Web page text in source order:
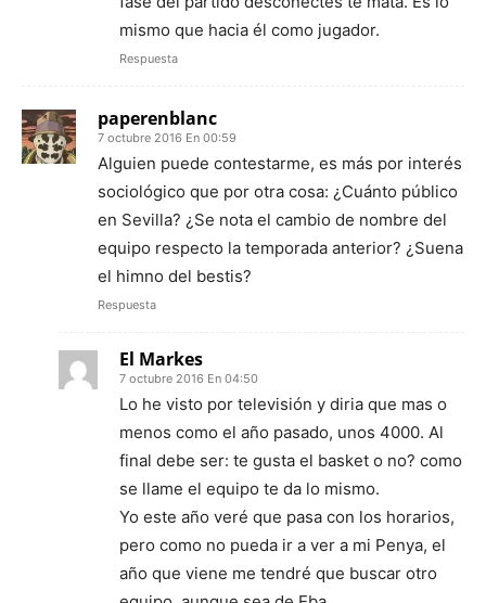
mismo que hacia él como jugador.
Respuesta
paperenblanc
7 octubre 2016 En 00:59
Alguien puede contestarme, es más por interés
sociológico que por otra cosa: ¿Cuánto público
en Sevilla? ¿Se nota el cambio de nombre del
equipo respecto la temporada anterior? ¿Suena
el himno del bestis?
Respuesta
El Markes
7 octubre 2016 En 04:50
Lo he visto por televisión y diria que mas o
menos como el año pasado, unos 4000. Al
final debe ser: te gusta el basket o no? como
se llame el equipo te da lo mismo.
Yo este año veré que pasa con los horarios,
pero como no pueda ir a ver a mi Penya, el
año que viene me tendré que buscar otro